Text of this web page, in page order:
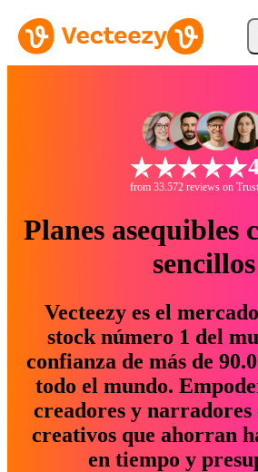
from 33.572 reviews on
Planes asequibles
sencillos
Vecteezy es el
stock número 1 del
confianza de más de
todo el mundo.
creadores y narradores
creativos que ahorran
en tiempo y